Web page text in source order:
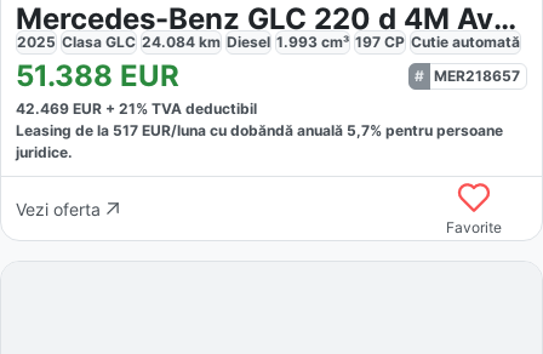
Mercedes-Benz GLC 220 d 4M Avantgarde
2025 Clasa GLC 24.084 km Diesel 1.993 cm³ 197 CP Cutie automată
51.388 EUR
MER218657
42.469 EUR + 21% TVA deductibil
Leasing de la 517 EUR/luna cu dobăndă anuală 5,7% pentru persoane
juridice.
Vezi oferta
Favorite